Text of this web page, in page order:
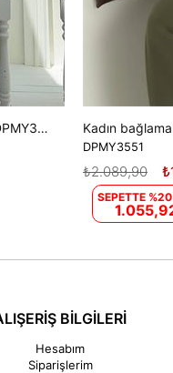
Kadın kruvaze yaka yazlık tulum DPMY3805 Kadın
DPMY3551
₺2.089,90
SEPETTE
BİLGİLERİ
Hesabım
Siparişlerim